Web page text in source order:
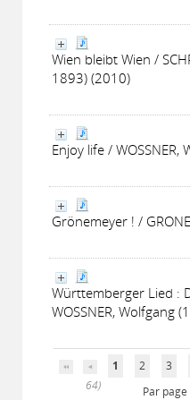
Wien bleibt Wien /
1893) (2010)
Enjoy life /
Grönemeyer ! /
Württemberger Lied :
WOSSNER, Wolfgang
1 2 3
64)
Par page